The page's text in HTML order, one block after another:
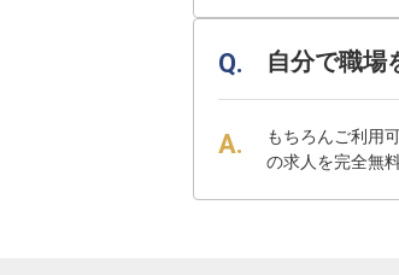
自分で職場
もちろんご利用
の求人を完全無